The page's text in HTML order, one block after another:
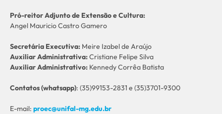
Pró-reitor Adjunto de Extensão e Cultura:
Angel Mauricio Castro Gamero
Secretária Executiva: Meire Izabel de Araújo
Auxiliar Administrativa:Cristiane Felipe Silva
Auxiliar Administrativo: Kennedy Corrêa Batista
Contatos (whatsapp): (35)99153-2831 e (35)3701-9300
E-mail: proec@unifal-mg.edu.br